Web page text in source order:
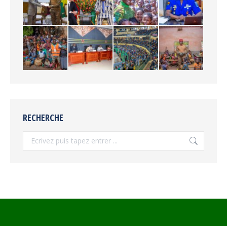
RECHERCHE
Recherche